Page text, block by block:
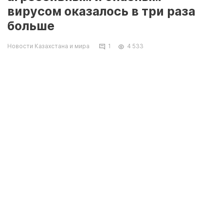
вирусом оказалось в три раза
больше
Новости Казахстана и мира 1 4 533